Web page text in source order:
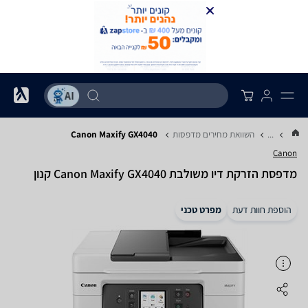
... השוואת מחירים מדפסות Canon Maxify GX4040
Canon
‏מדפסת הזרקת דיו ‏משולבת Canon Maxify GX4040 קנון
הוספת חוות דעת מפרט טכני